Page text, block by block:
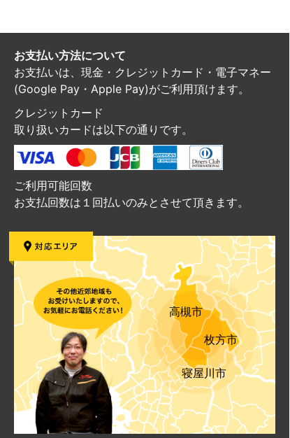
お支払い方法について
お支払いは、現金・クレジットカード・電子マネー
(Google Pay・Apple Pay)がご利用頂けます。
クレジットカード
取り扱いカードは以下の通りです。
ご利用可能回数
お支払回数は１回払いのみとさせて頂きます。
高槻市
枚方市
寝屋川市